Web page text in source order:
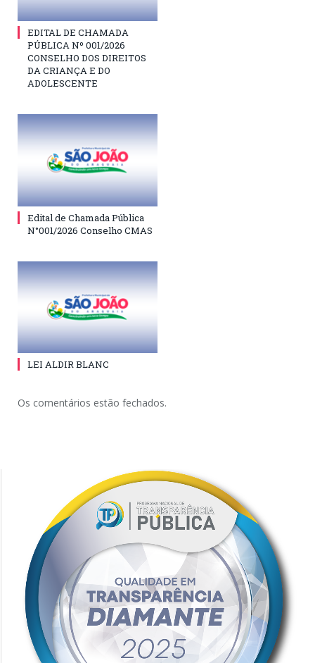
EDITAL DE CHAMADA
PÚBLICA Nº 001/2026
CONSELHO DOS DIREITOS
DA CRIANÇA E DO
ADOLESCENTE
Edital de Chamada Pública
N°001/2026 Conselho CMAS
LEI ALDIR BLANC
Os comentários estão fechados.